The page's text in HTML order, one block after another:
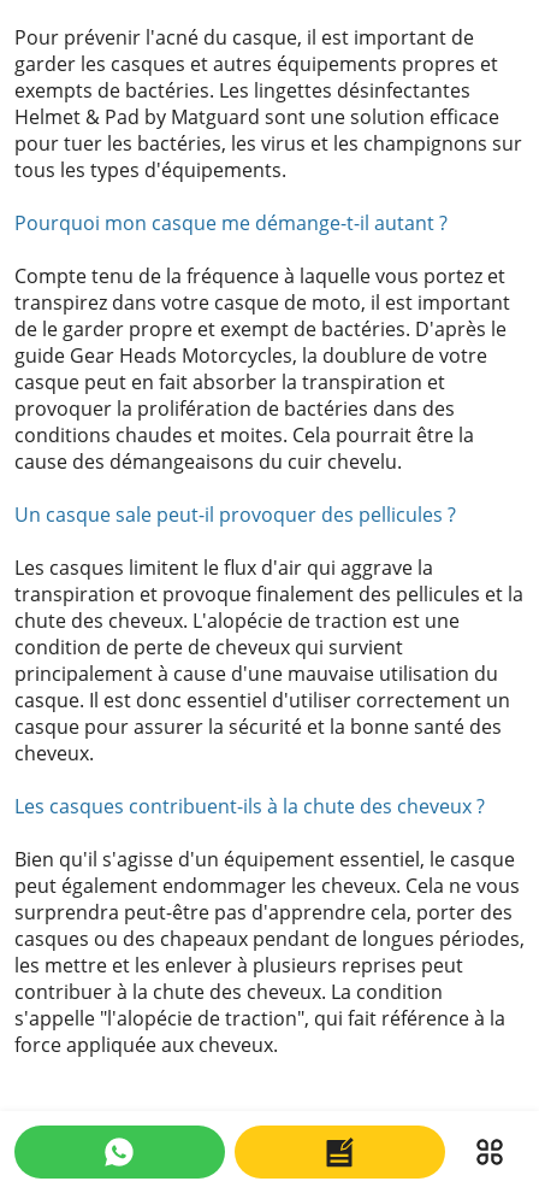
Pour prévenir l'acné du casque, il est important de
garder les casques et autres équipements propres et
exempts de bactéries. Les lingettes désinfectantes
Helmet & Pad by Matguard sont une solution efficace
pour tuer les bactéries, les virus et les champignons sur
tous les types d'équipements.
Pourquoi mon casque me démange-t-il autant ?
Compte tenu de la fréquence à laquelle vous portez et
transpirez dans votre casque de moto, il est important
de le garder propre et exempt de bactéries. D'après le
guide Gear Heads Motorcycles, la doublure de votre
casque peut en fait absorber la transpiration et
provoquer la prolifération de bactéries dans des
conditions chaudes et moites. Cela pourrait être la
cause des démangeaisons du cuir chevelu.
Un casque sale peut-il provoquer des pellicules ?
Les casques limitent le flux d'air qui aggrave la
transpiration et provoque finalement des pellicules et la
chute des cheveux. L'alopécie de traction est une
condition de perte de cheveux qui survient
principalement à cause d'une mauvaise utilisation du
casque. Il est donc essentiel d'utiliser correctement un
casque pour assurer la sécurité et la bonne santé des
cheveux.
Les casques contribuent-ils à la chute des cheveux ?
Bien qu'il s'agisse d'un équipement essentiel, le casque
peut également endommager les cheveux. Cela ne vous
surprendra peut-être pas d'apprendre cela, porter des
casques ou des chapeaux pendant de longues périodes,
les mettre et les enlever à plusieurs reprises peut
contribuer à la chute des cheveux. La condition
s'appelle "l'alopécie de traction", qui fait référence à la
force appliquée aux cheveux.